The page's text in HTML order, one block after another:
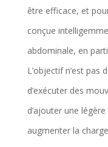
être efficace, et
conçue
abdominale, en
L’objectif n’est pas
d’exécuter des
d’ajouter une
augmenter la